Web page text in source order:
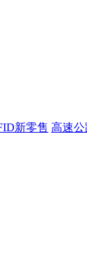
新零售 高速公